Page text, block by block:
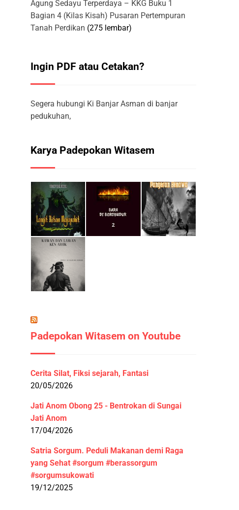
Agung Sedayu Terperdaya – KKG Buku 1
Bagian 4 (Kilas Kisah) Pusaran Pertempuran
Tanah Perdikan (275 lembar)
Ingin PDF atau Cetakan?
Segera hubungi Ki Banjar Asman di banjar
pedukuhan,
Karya Padepokan Witasem
Padepokan Witasem on Youtube
Cerita Silat, Fiksi sejarah, Fantasi
20/05/2026
Jati Anom Obong 25 - Bentrokan di Sungai
Jati Anom
17/04/2026
Satria Sorgum. Peduli Makanan demi Raga
yang Sehat #sorgum #berassorgum
#sorgumsukowati
19/12/2025